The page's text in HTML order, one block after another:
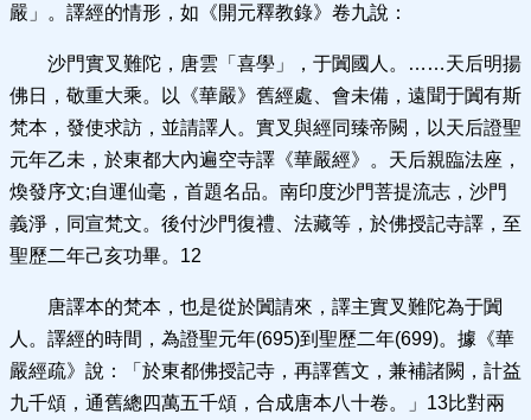
嚴」。譯經的情形，如《開元釋教錄》卷九說：
沙門實叉難陀，唐雲「喜學」，于闐國人。……天后明揚
佛日，敬重大乘。以《華嚴》舊經處、會未備，遠聞于闐有斯
梵本，發使求訪，並請譯人。實叉與經同臻帝闕，以天后證聖
元年乙未，於東都大內遍空寺譯《華嚴經》。天后親臨法座，
煥發序文;自運仙毫，首題名品。南印度沙門菩提流志，沙門
義淨，同宣梵文。後付沙門復禮、法藏等，於佛授記寺譯，至
聖歷二年己亥功畢。12
唐譯本的梵本，也是從於闐請來，譯主實叉難陀為于闐
人。譯經的時間，為證聖元年(695)到聖歷二年(699)。據《華
嚴經疏》說：「於東都佛授記寺，再譯舊文，兼補諸闕，計益
九千頌，通舊總四萬五千頌，合成唐本八十卷。」13比對兩